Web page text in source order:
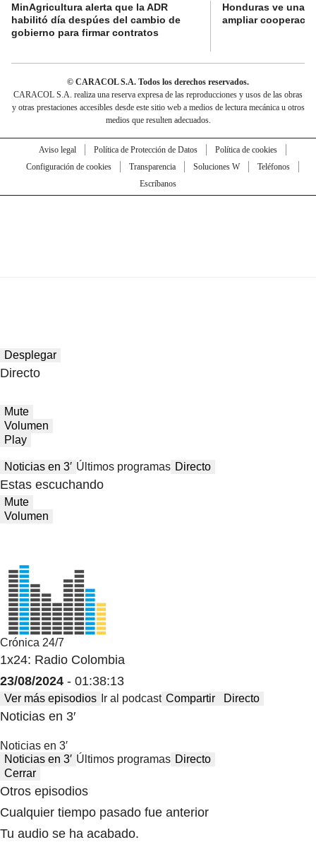
MinAgricultura alerta que la ADR
habilitó día despúes del cambio de
gobierno para firmar contratos
Honduras ve una
ampliar
© CARACOL S.A. Todos los derechos reservados.
CARACOL S.A. realiza una reserva expresa de las reproducciones y usos de las obras
y otras prestaciones accesibles desde este sitio web a medios de lectura mecánica u otros
medios que resulten adecuados.
Aviso legal Política de Protección de Datos
Política de cookies
Configuración de cookies
Transparencia Soluciones W
Teléfonos
Escríbanos
Desplegar
Directo
Mute
Volumen
Play
Noticias en 3′ Últimos programas Directo
Estas escuchando
Mute
Volumen
Crónica 24/7
1x24: Radio Colombia
23/08/2024 - 01:38:13
Ver más episodios Ir al podcast Compartir Directo
Noticias en 3′
Noticias en 3′
Noticias en 3′ Últimos programas Directo
Cerrar
Otros episodios
Cualquier tiempo pasado fue anterior
Tu audio se ha acabado.